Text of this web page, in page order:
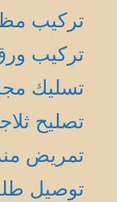
تركيب
تركيب
تسليك
تصليح
تمريض
توصيل